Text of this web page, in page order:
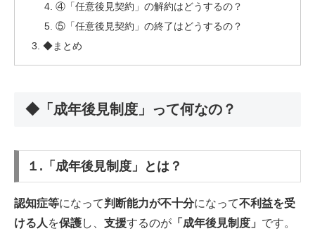
④「任意後見契約」の解約はどうするの？
⑤「任意後見契約」の終了はどうするの？
◆まとめ
◆「成年後見制度」って何なの？
１.「成年後見制度」とは？
認知症等になって判断能力が不十分になって不利益を受
ける人 を保護し、 支援するのが 「成年後見制度」 です。